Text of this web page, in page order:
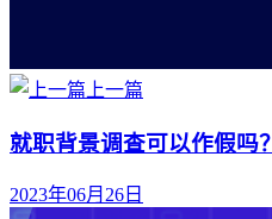
上一篇
就职背景调查可以作假吗？
2023年06月26日